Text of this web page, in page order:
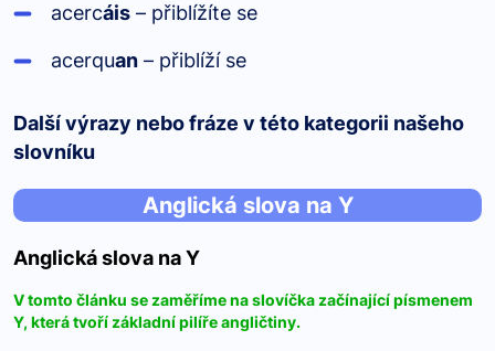
acercáis – přiblížíte se
acerquan – přiblíží se
Další výrazy nebo fráze v této kategorii našeho
slovníku
Anglická slova na Y
Anglická slova na Y
V tomto článku se zaměříme na slovíčka začínající písmenem
Y, která tvoří základní pilíře angličtiny.